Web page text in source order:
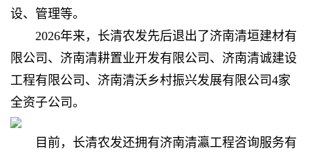
设、管理等。
2026年来，长清农发先后退出了济南清垣建材有
限公司、济南清耕置业开发有限公司、济南清诚建设
工程有限公司、济南清沃乡村振兴发展有限公司4家
全资子公司。
目前，长清农发还拥有济南清瀛工程咨询服务有